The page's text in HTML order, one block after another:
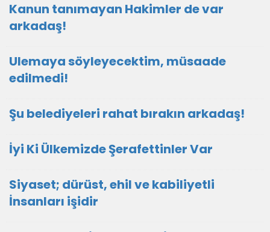
Kanun tanımayan Hakimler de var
arkadaş!
Ulemaya söyleyecektim, müsaade
edilmedi!
Şu belediyeleri rahat bırakın arkadaş!
İyi Ki Ülkemizde Şerafettinler Var
Siyaset; dürüst, ehil ve kabiliyetli
İnsanları işidir